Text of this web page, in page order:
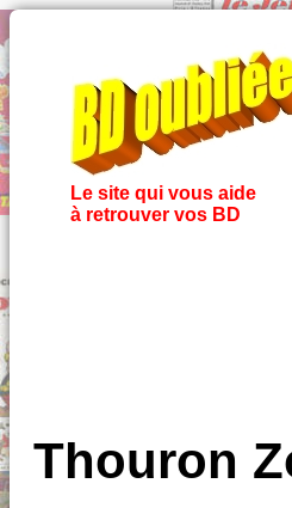
Le site qui vous aide
à retrouver vos BD
Thouron